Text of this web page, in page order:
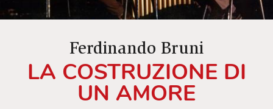
Ferdinando Bruni
LA COSTRUZIONE DI
UN AMORE